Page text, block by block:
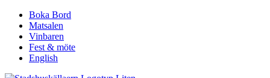
Boka Bord
Matsalen
Vinbaren
Fest & möte
English